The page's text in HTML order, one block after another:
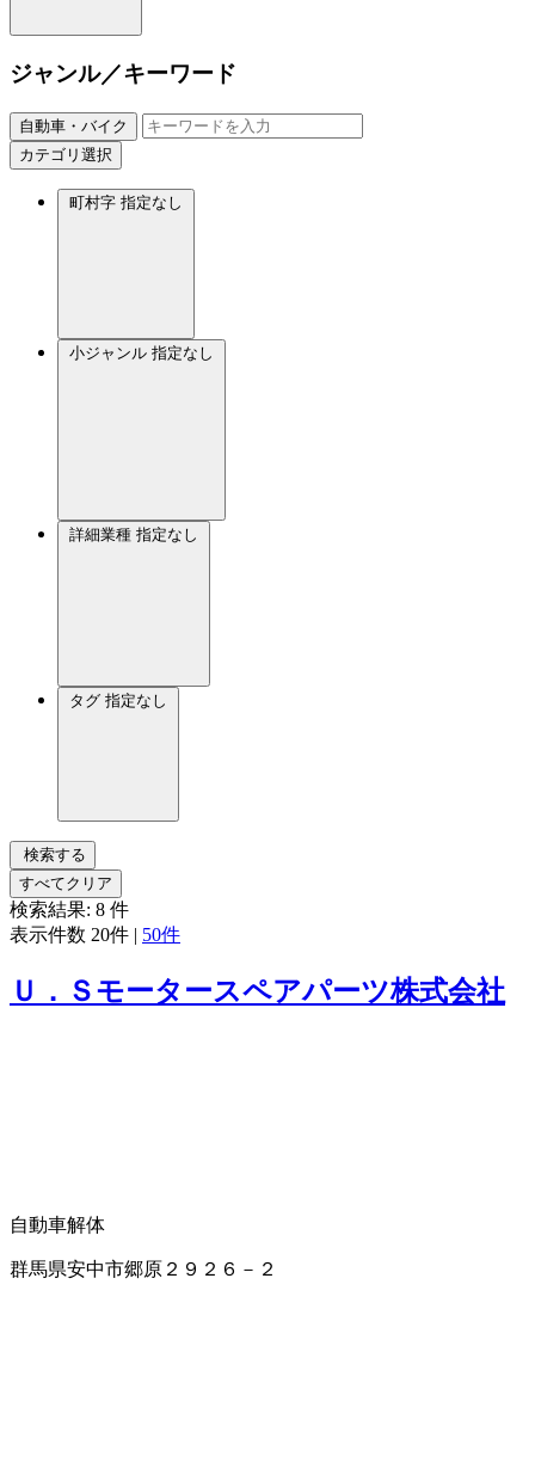
ジャンル／キーワード
自動車・バイク
カテゴリ選択
町村字 指定なし
小ジャンル 指定なし
詳細業種 指定なし
タグ 指定なし
検索する
すべてクリア
検索結果: 8 件
表示件数 20件 | 50件
Ｕ．Ｓモータースペアパーツ株式会社
自動車解体
群馬県安中市郷原２９２６－２